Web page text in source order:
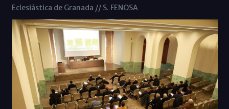
Eclesiástica de Granada // S. FENOSA